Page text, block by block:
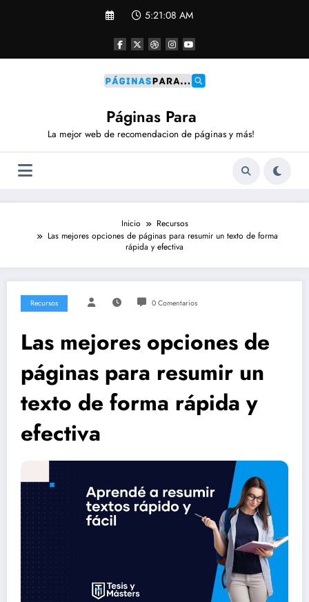
5:21:09 AM
Páginas Para
La mejor web de recomendacion de páginas y más!
Inicio
Recursos
Las mejores opciones de páginas para resumir un texto de forma
rápida y efectiva
Recursos 0 Comentarios
Las mejores opciones de
páginas para resumir un
texto de forma rápida y
efectiva